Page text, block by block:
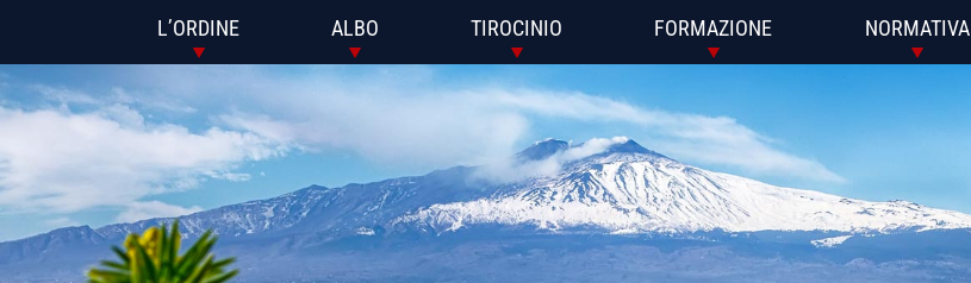
L’ORDINE ALBO TIROCINIO FORMAZIONE NORMATIVA